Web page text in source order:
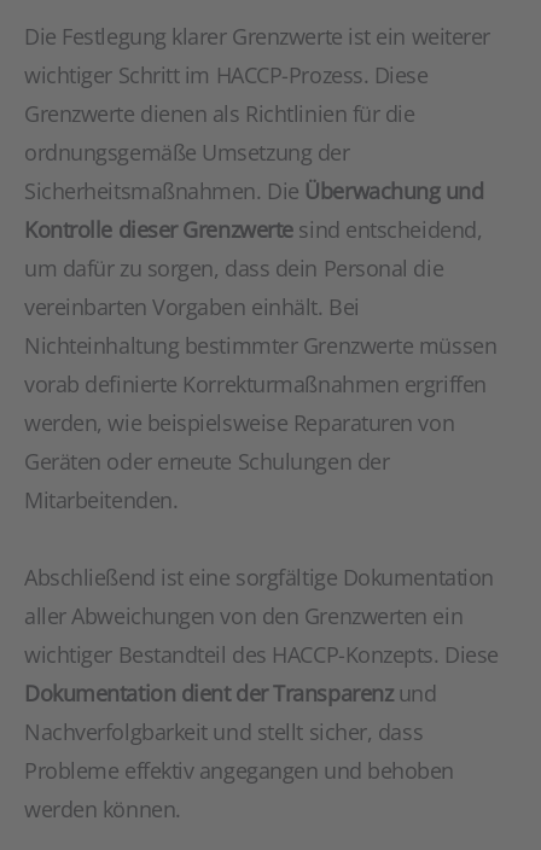
Die Festlegung klarer Grenzwerte ist ein weiterer
wichtiger Schritt im HACCP-Prozess. Diese
Grenzwerte dienen als Richtlinien für die
ordnungsgemäße Umsetzung der
Sicherheitsmaßnahmen. Die Überwachung und
Kontrolle dieser Grenzwertesind entscheidend,
um dafür zu sorgen, dass dein Personal die
vereinbarten Vorgaben einhält. Bei
Nichteinhaltung bestimmter Grenzwerte müssen
vorab definierte Korrekturmaßnahmen ergriffen
werden, wie beispielsweise Reparaturen von
Geräten oder erneute Schulungen der
Mitarbeitenden.
Abschließend ist eine sorgfältige Dokumentation
aller Abweichungen von den Grenzwerten ein
wichtiger Bestandteil des HACCP-Konzepts. Diese
Dokumentation dient der Transparenzund
Nachverfolgbarkeit und stellt sicher, dass
Probleme effektiv angegangen und behoben
werden können.